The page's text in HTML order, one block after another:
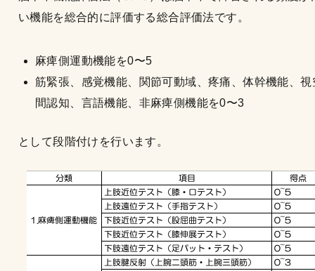
い機能を総合的に評価する総合評価法です。
麻痺側運動機能を0〜5
筋緊張、感覚機能、関節可動域、疼痛、体幹機能、視
間認知、言語機能、非麻痺側機能を0〜3
として段階付けを行います。